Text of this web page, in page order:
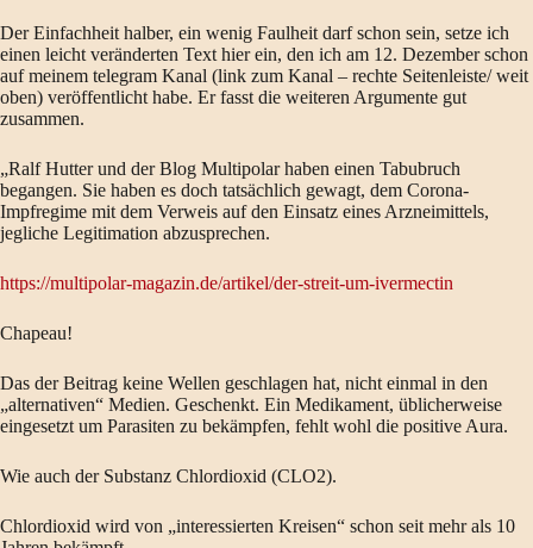
Der Einfachheit halber, ein wenig Faulheit darf schon sein, setze ich
einen leicht veränderten Text hier ein, den ich am 12. Dezember schon
auf meinem telegram Kanal (link zum Kanal – rechte Seitenleiste/ weit
oben) veröffentlicht habe. Er fasst die weiteren Argumente gut
zusammen.
„Ralf Hutter und der Blog Multipolar haben einen Tabubruch
begangen. Sie haben es doch tatsächlich gewagt, dem Corona-
Impfregime mit dem Verweis auf den Einsatz eines Arzneimittels,
jegliche Legitimation abzusprechen.
https://multipolar-magazin.de/artikel/der-streit-um-ivermectin
Chapeau!
Das der Beitrag keine Wellen geschlagen hat, nicht einmal in den
„alternativen“ Medien. Geschenkt. Ein Medikament, üblicherweise
eingesetzt um Parasiten zu bekämpfen, fehlt wohl die positive Aura.
Wie auch der Substanz Chlordioxid (CLO2).
Chlordioxid wird von „interessierten Kreisen“ schon seit mehr als 10